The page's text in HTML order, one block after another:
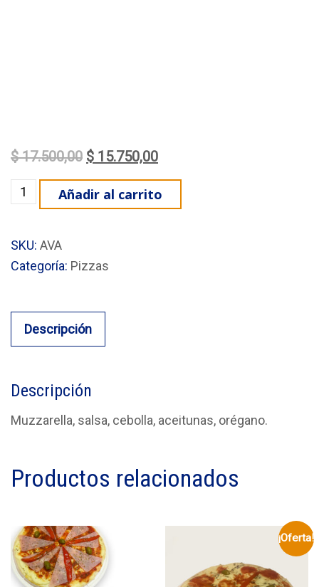
$17.500,00 El precio original era: $ 17.500,00.
$ 15.750,00El precio actual es: $
Pizza Fugazzeta cantidad
Añadir al carrito
SKU: AVA
Categoría: Pizzas
Descripción
Descripción
Muzzarella, salsa, cebolla, aceitunas, orégano.
Productos relacionados
¡Oferta!